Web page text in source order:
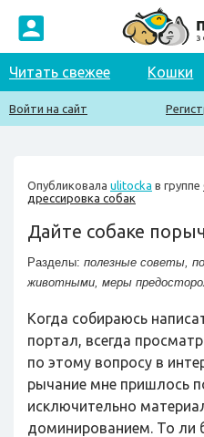
Читать свежее Кошки
Войти на сайт
Опубликовала ulitocka в группе
дрессировка собак
Дайте собаке
Разделы: полезные советы,
животными, меры
Когда собираюсь
портал, всегда
по этому вопросу в
рычание мне пришлось
исключительно
доминированием. То ли